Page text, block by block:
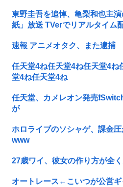
東野圭吾を追悼、亀梨和也主
紙」放送 TVerでリアルタイム
速報 アニメオタク、また逮捕
任天堂4ね任天堂4ね任天堂4ね
堂4ね任天堂4ね
任天堂、カメレオン発売
が
ホロライブのソシャゲ、課金
www
27歳ワイ、彼女の作り方が全
オートレース←こいつが公営